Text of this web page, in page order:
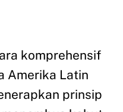
komprehensif
Amerika Latin
prinsip